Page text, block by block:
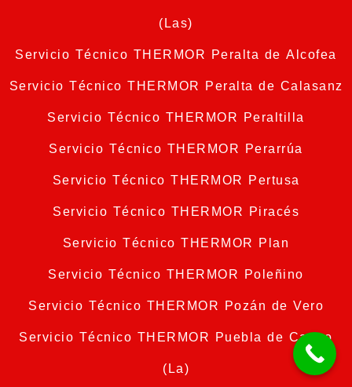
(Las)
Servicio Técnico THERMOR Peralta de Alcofea
Servicio Técnico THERMOR Peralta de Calasanz
Servicio Técnico THERMOR Peraltilla
Servicio Técnico THERMOR Perarrúa
Servicio Técnico THERMOR Pertusa
Servicio Técnico THERMOR Piracés
Servicio Técnico THERMOR Plan
Servicio Técnico THERMOR Poleñino
Servicio Técnico THERMOR Pozán de Vero
Servicio Técnico THERMOR Puebla de Castro
(La)